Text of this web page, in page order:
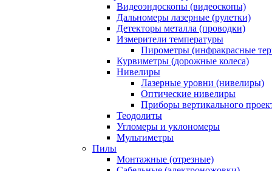
Видеоэндоскопы (видеоскопы)
Дальномеры лазерные (рулетки)
Детекторы металла (проводки)
Измерители температуры
Пирометры (инфракрасные
Курвиметры (дорожные колеса)
Нивелиры
Лазерные уровни (нивелиры)
Оптические нивелиры
Приборы вертикального
Теодолиты
Угломеры и уклономеры
Мультиметры
Пилы
Монтажные (отрезные)